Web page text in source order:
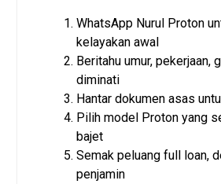
WhatsApp Nurul Proton
kelayakan awal
Beritahu umur, pekerjaan,
diminati
Hantar dokumen asas
Pilih model Proton yang
bajet
Semak peluang full loan,
penjamin